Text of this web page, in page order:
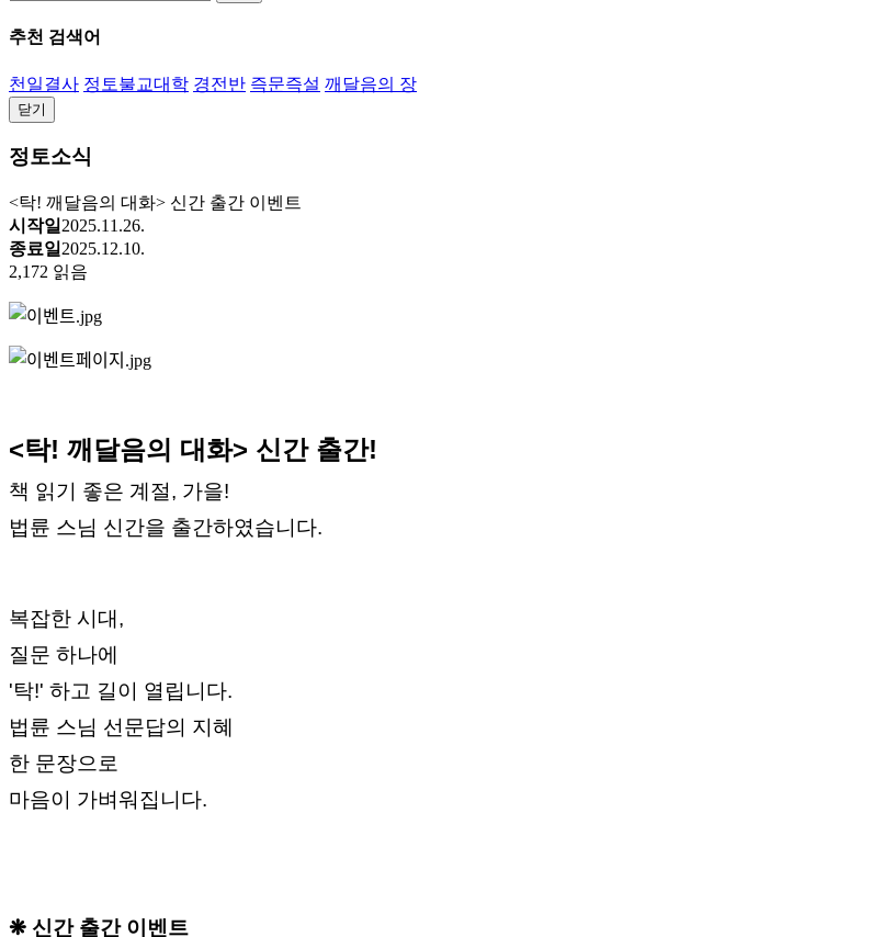
추천 검색어
천일결사 정토불교대학 경전반 즉문즉설 깨달음의 장
닫기
정토소식
<탁! 깨달음의 대화> 신간 출간 이벤트
시작일 2025.11.26.
종료일 2025.12.10.
2,172 읽음
<탁! 깨달음의 대화> 신간 출간!
책 읽기 좋은 계절, 가을!
법륜 스님 신간을 출간하였습니다.
복잡한 시대,
질문 하나에
'탁!' 하고 길이 열립니다.
법륜 스님 선문답의 지혜
한 문장으로
마음이 가벼워집니다.
❋ 신간 출간 이벤트